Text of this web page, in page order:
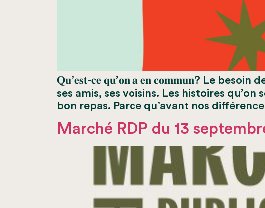
𝐐𝐮’𝐞𝐬𝐭-𝐜𝐞 𝐪𝐮’𝐨𝐧 𝐚 𝐞𝐧 𝐜𝐨𝐦𝐦𝐮𝐧? Le
ses amis, ses voisins. Les histoires
bon repas. Parce qu’avant nos
Marché RDP du 13